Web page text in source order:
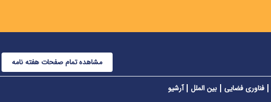
مشاهده تمام صفحات هفته نامه
فناوری فضایی بین الملل آرشیو